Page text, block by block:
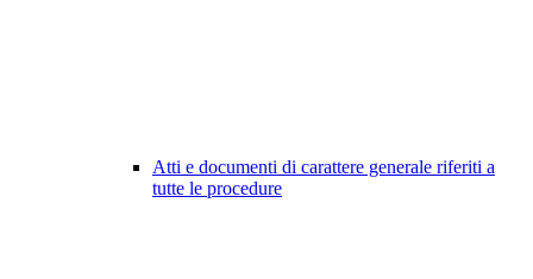
Atti e documenti di carattere generale riferiti a
tutte le procedure